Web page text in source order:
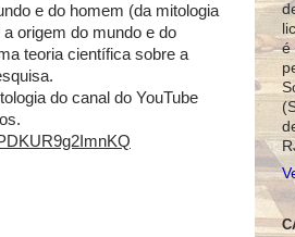
e do homem (da mitologia
origem do mundo e do
teoria científica sobre a
do canal do YouTube
é